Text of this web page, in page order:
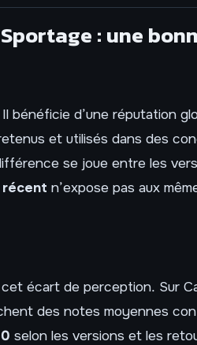
: une
bénéficie d’une réputation
et utilisés dans des
se joue entre les
n’expose pas aux
écart de perception. Sur
des notes moyennes
selon les versions et les